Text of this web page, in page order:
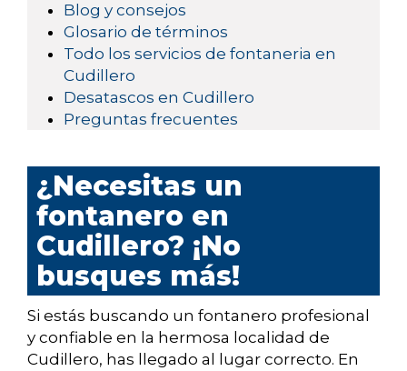
Blog y consejos
Glosario de términos
Todo los servicios de fontaneria en
Cudillero
Desatascos en Cudillero
Preguntas frecuentes
¿Necesitas un
fontanero en
Cudillero? ¡No
busques más!
Si estás buscando un fontanero profesional
y confiable en la hermosa localidad de
Cudillero, has llegado al lugar correcto. En